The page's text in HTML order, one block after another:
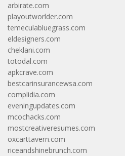
arbirate.com
playoutworlder.com
temeculabluegrass.com
eldesigners.com
cheklani.com
totodal.com
apkcrave.com
bestcarinsurancewsa.com
complidia.com
eveningupdates.com
mcochacks.com
mostcreativeresumes.com
oxcarttavern.com
riceandshinebrunch.com